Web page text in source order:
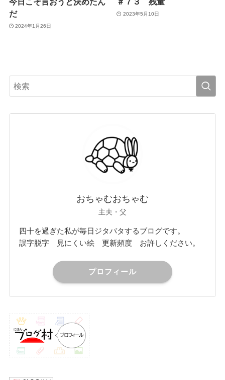
だ
2024年1月26日
2023年5月10日
おちゃむおちゃむ
主夫・父
四十を過ぎた私が毎日ジタバタするブログです。
誤字脱字 見にくい絵 更新頻度 お許しください。
プロフィール